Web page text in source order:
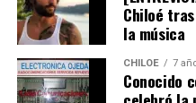
conseguir tal fin.
Gómez para ponerse en el
misma realidad, el
grandes” diferencias?
Chiloé
la música
CHILOE 7
Conocido